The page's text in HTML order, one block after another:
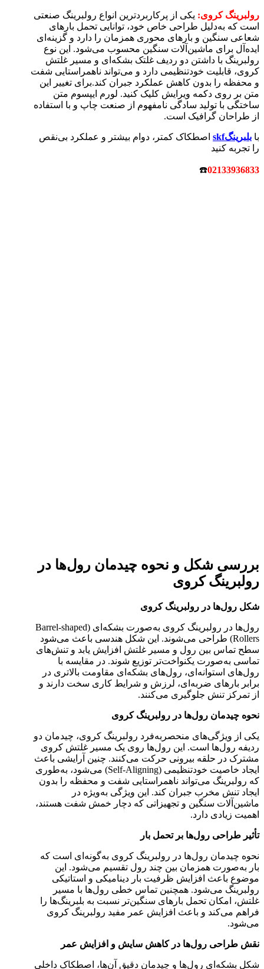
رولبرینگ کروی: یکی از پرکاربردترین انواع رولبرینگ صنعتی
است که به‌دلیل طراحی خاص خود، توانایی تحمل بارهای
شعاعی سنگین و بارهای محوری همزمان را دارد و گزینه‌ای
ایده‌آل برای ماشین‌آلات سنگین محسوب می‌شود. این نوع
رولبرینگ با داشتن دو ردیف غلتک بشکه‌ای و مسیر غلتش
کروی، قابلیت خودتنظیمی دارد و می‌تواند ناهمراستایی شفت
و محفظه را بدون کاهش عملکرد جبران کند.برای تغییر این
متن بر روی دکمه ویرایش کلیک کنید. لورم ایپسوم متن
ساختگی با تولید سادگی نامفهوم از صنعت چاپ و با استفاده
از طراحان گرافیک است.
با بلبرینگskf
اصطکاک کمتر، دوام بیشتر و عملکرد بی‌نقص
را تجربه کنید
02133936833
☎️
بررسی شکل و نحوه چیدمان رول‌ها در
رولبرینگ کروی
شکل رول‌ها در رولبرینگ کروی
رول‌ها در رولبرینگ کروی به‌صورت بشکه‌ای (Barrel-shaped
Rollers) طراحی می‌شوند. این شکل هندسی باعث می‌شود
سطح تماس بین رول و مسیر غلتش افزایش یابد و تنش‌های
تماسی به‌صورت یکنواخت‌تر توزیع شوند. در مقایسه با
رول‌های استوانه‌ای، رول‌های بشکه‌ای مقاومت بالاتری در
برابر بارهای ضربه‌ای، لرزش و شرایط کاری سخت دارند و
از تمرکز تنش جلوگیری می‌کنند.
نحوه چیدمان رول‌ها در رولبرینگ کروی
یکی از ویژگی‌های منحصربه‌فرد رولبرینگ کروی، چیدمان دو
ردیفه رول‌ها است. این رول‌ها روی یک مسیر غلتش کروی
مشترک در حلقه بیرونی حرکت می‌کنند. چنین آرایشی باعث
ایجاد خاصیت خودتنظیمی (Self-Aligning) می‌شود، به‌طوری
که رولبرینگ می‌تواند ناهمراستایی شفت و محفظه را بدون
ایجاد تنش مخرب جبران کند. این ویژگی به‌ویژه در
ماشین‌آلات سنگین و تجهیزاتی که دچار خمش شفت هستند،
اهمیت زیادی دارد.
تأثیر طراحی رول‌ها بر تحمل بار
نحوه چیدمان رول‌ها در رولبرینگ کروی به‌گونه‌ای است که
بار به‌صورت همزمان بین چند رول تقسیم می‌شود. این
موضوع باعث افزایش ظرفیت بار دینامیکی و استاتیکی
رولبرینگ می‌شود. همچنین تماس خطی رول‌ها با مسیر
غلتش، امکان تحمل بارهای سنگین‌تر نسبت به بلبرینگ‌ها را
فراهم می‌کند و باعث افزایش عمر مفید رولبرینگ کروی
می‌شود.
نقش طراحی رول‌ها در کاهش سایش و افزایش عمر
شکل بشکه‌ای رول‌ها و چیدمان دقیق آن‌ها، اصطکاک داخلی